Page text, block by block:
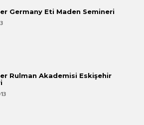
Germany Eti Maden Semineri
Rulman Akademisi Eskişehir